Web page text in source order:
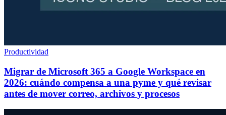
Productividad
Migrar de Microsoft 365 a Google Workspace en
2026: cuándo compensa a una pyme y qué revisar
antes de mover correo, archivos y procesos